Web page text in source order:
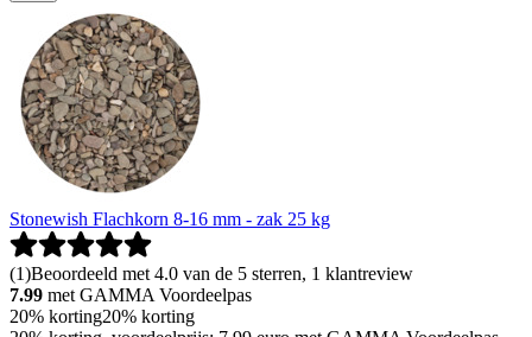
Stonewish Flachkorn 8-16 mm - zak 25 kg
(1)Beoordeeld met 4.0 van de 5 sterren, 1 klantreview
7.99 met GAMMA Voordeelpas
20% korting20% korting